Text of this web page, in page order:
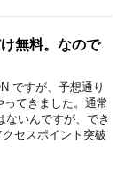
無料。なので
ですが、予想通り
てきました。通常
ないんですが、でき
セスポイント突破